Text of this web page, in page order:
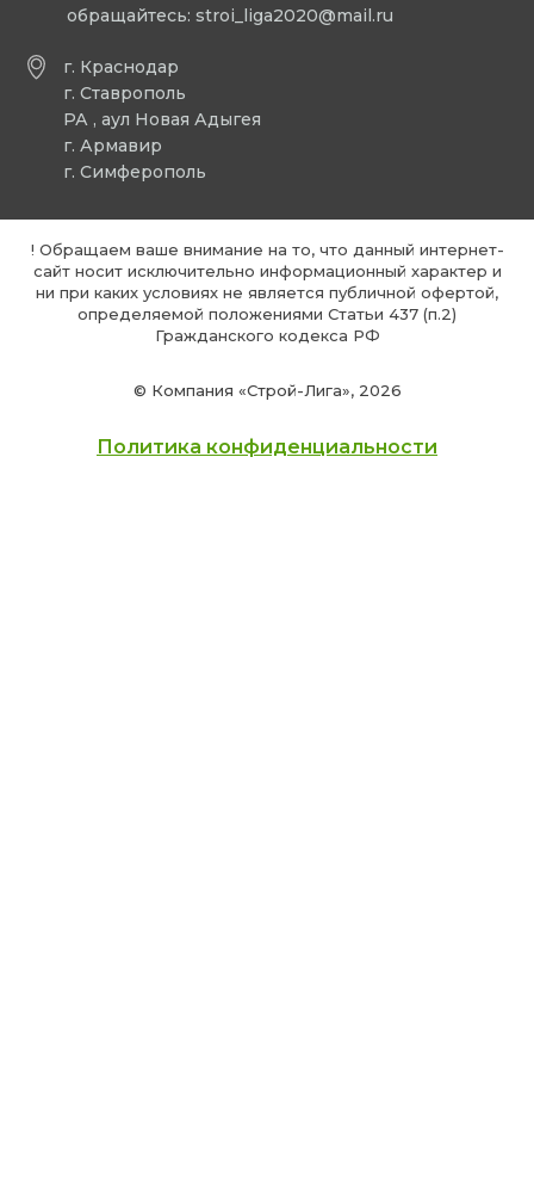
г. Краснодар
г. Ставрополь
РА , аул Новая Адыгея
г. Армавир
г. Симферополь
обращайтесь: stroi_liga2020@mail.ru
© Компания «Строй-Лига», 2026
! Обращаем ваше внимание на то, что данный интернет-
сайт носит исключительно информационный характер и
ни при каких условиях не является публичной офертой,
определяемой положениями Статьи 437 (п.2)
Гражданского кодекса РФ
Политика конфиденциальности